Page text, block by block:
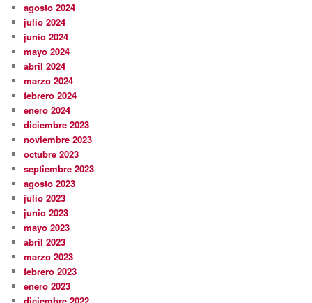
agosto 2024
julio 2024
junio 2024
mayo 2024
abril 2024
marzo 2024
febrero 2024
enero 2024
diciembre 2023
noviembre 2023
octubre 2023
septiembre 2023
agosto 2023
julio 2023
junio 2023
mayo 2023
abril 2023
marzo 2023
febrero 2023
enero 2023